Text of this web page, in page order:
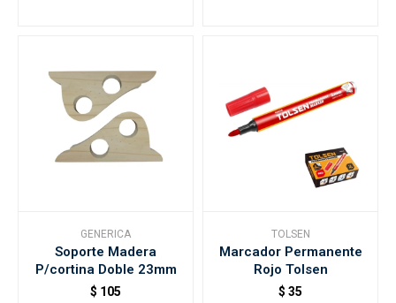
GENERICA
Soporte Madera
P/cortina Doble 23mm
$ 105
TOLSEN
Marcador Permanente
Rojo Tolsen
$ 35